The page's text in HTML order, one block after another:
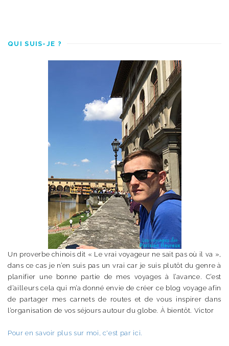
QUI SUIS-JE ?
Un proverbe chinois dit « Le vrai voyageur ne sait pas où il va »,
dans ce cas je n’en suis pas un vrai car je suis plutôt du genre à
planifier une bonne partie de mes voyages à l’avance. C’est
d’ailleurs cela qui m’a donné envie de créer ce blog voyage afin
de partager mes carnets de routes et de vous inspirer dans
l’organisation de vos séjours autour du globe. À bientôt. Victor
Pour en savoir plus sur moi, c'est par ici.